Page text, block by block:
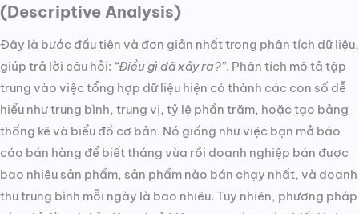
(Descriptive Analysis)
Đây là bước đầu tiên và đơn giản nhất trong phân tích dữ liệu,
giúp trả lời câu hỏi: “Điều gì đã xảy ra?”. Phân tích mô tả tập
trung vào việc tổng hợp dữ liệu hiện có thành các con số dễ
hiểu như trung bình, trung vị, tỷ lệ phần trăm, hoặc tạo bảng
thống kê và biểu đồ cơ bản. Nó giống như việc bạn mở báo
cáo bán hàng để biết tháng vừa rồi doanh nghiệp bán được
bao nhiêu sản phẩm, sản phẩm nào bán chạy nhất, và doanh
thu trung bình mỗi ngày là bao nhiêu. Tuy nhiên, phương pháp